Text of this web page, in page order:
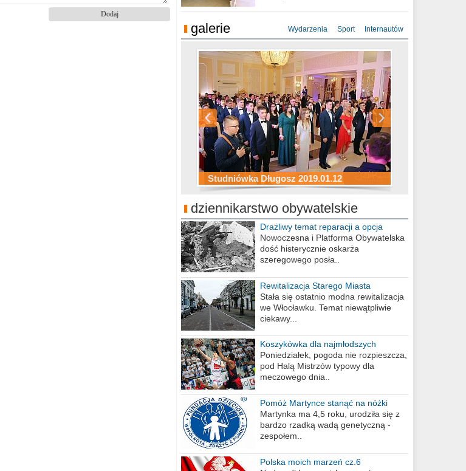
galerie Wydarzenia Sport Internautów
Studniówka Długosz 2019.01.12
ZS Budowlanych 2019.01.12
Studniówka LZK 2019.01.11
Studniówka Kopernik 2019.01.11
Studniówka LMK 2019.01.05
Studniówka ZS Ekonomicznych
2019.01.05
dziennikarstwo obywatelskie
Drażliwy temat reparacji a opcja
berlińska
Nowoczesna i Platforma Obywatelska
dość histerycznie oskarża
szeregowego posła..
Rewitalizacja Starego Miasta
Stała się ostatnio modna rewitalizacja
we Włocławku. Temat niewątpliwie
ciekawy...
Koszykówka dla najmłodszych
Poniedziałek, pogoda nie rozpieszcza,
pod Halą Mistrzów typowy dla
meczowego dnia..
Pomóż Martynce stanąć na nóżki
Martynka ma 4,5 roku, urodziła się z
bardzo rzadką wadą genetyczną -
zespołem..
Polska moich marzeń cz.6